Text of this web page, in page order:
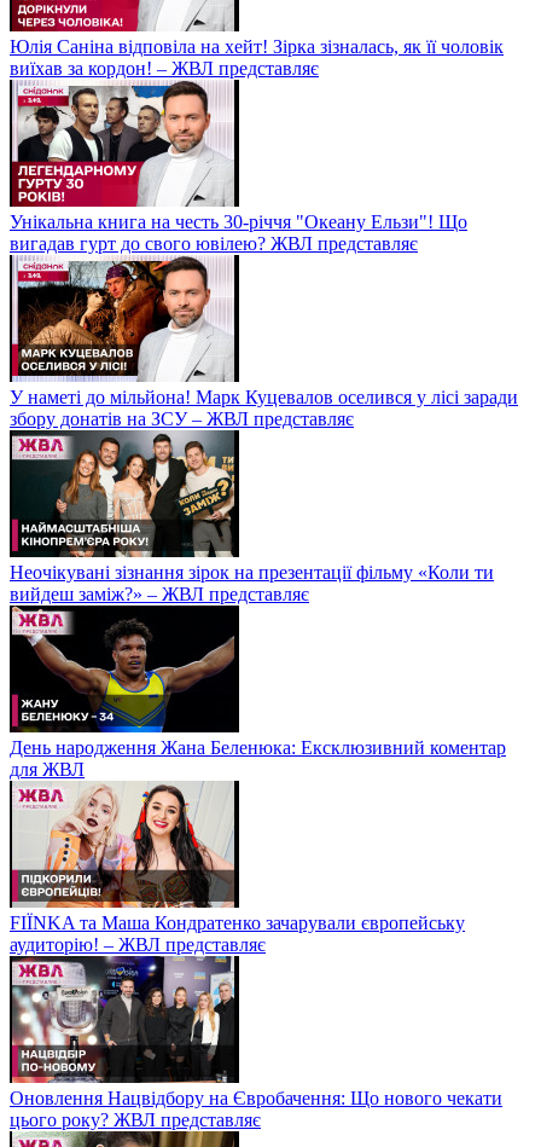
Юлія Саніна відповіла на хейт! Зірка зізналась, як її чоловік
виїхав за кордон! – ЖВЛ представляє
Унікальна книга на честь 30-річчя "Океану Ельзи"! Що
вигадав гурт до свого ювілею? ЖВЛ представляє
У наметі до мільйона! Марк Куцевалов оселився у лісі заради
збору донатів на ЗСУ – ЖВЛ представляє
Неочікувані зізнання зірок на презентації фільму «Коли ти
вийдеш заміж?» – ЖВЛ представляє
День народження Жана Беленюка: Ексклюзивний коментар
для ЖВЛ
FIЇNKA та Маша Кондратенко зачарували європейську
аудиторію! – ЖВЛ представляє
Оновлення Нацвідбору на Євробачення: Що нового чекати
цього року? ЖВЛ представляє